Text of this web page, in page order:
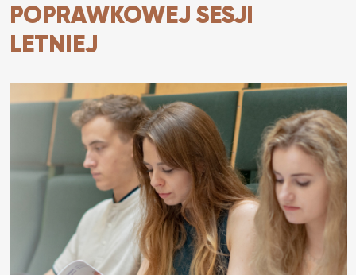
POPRAWKOWEJ SESJI
LETNIEJ